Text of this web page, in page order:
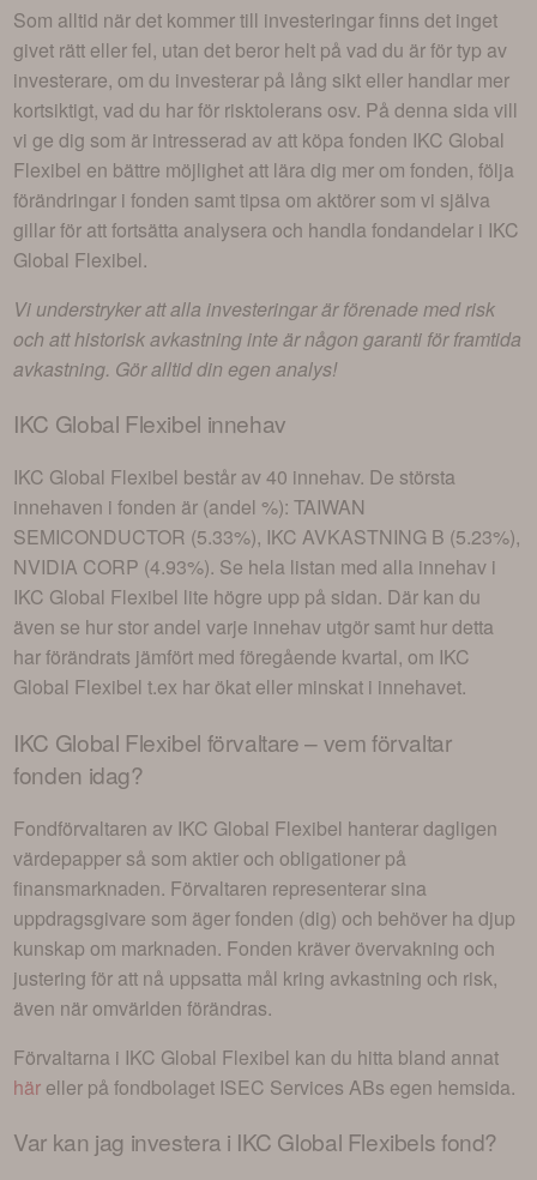
Som alltid när det kommer till investeringar finns det inget
givet rätt eller fel, utan det beror helt på vad du är för typ av
investerare, om du investerar på lång sikt eller handlar mer
kortsiktigt, vad du har för risktolerans osv. På denna sida vill
vi ge dig som är intresserad av att köpa fonden IKC Global
Flexibel en bättre möjlighet att lära dig mer om fonden, följa
förändringar i fonden samt tipsa om aktörer som vi själva
gillar för att fortsätta analysera och handla fondandelar i IKC
Global Flexibel.
Vi understryker att alla investeringar är förenade med risk
och att historisk avkastning inte är någon garanti för framtida
avkastning. Gör alltid din egen analys!
IKC Global Flexibel innehav
IKC Global Flexibel består av40 innehav. De största
innehaven i fonden är (andel %):TAIWAN
SEMICONDUCTOR (5.33%), IKC AVKASTNING B (5.23%),
NVIDIA CORP (4.93%). Se hela listan med alla innehav i
IKC Global Flexibel lite högre upp på sidan. Där kan du
även se hur stor andel varje innehav utgör samt hur detta
har förändrats jämfört med föregående kvartal, om IKC
Global Flexibel t.ex har ökat eller minskat i innehavet.
IKC Global Flexibel förvaltare – vem förvaltar
fonden idag?
Fondförvaltaren av IKC Global Flexibel hanterar dagligen
värdepapper så som aktier och obligationer på
finansmarknaden. Förvaltaren representerar sina
uppdragsgivare som äger fonden (dig) och behöver ha djup
kunskap om marknaden. Fonden kräver övervakning och
justering för att nå uppsatta mål kring avkastning och risk,
även när omvärlden förändras.
Förvaltarna i IKC Global Flexibel kan du hitta bland annat
här eller på fondbolaget ISEC Services ABs egen hemsida.
Var kan jag investera i IKC Global Flexibels fond?